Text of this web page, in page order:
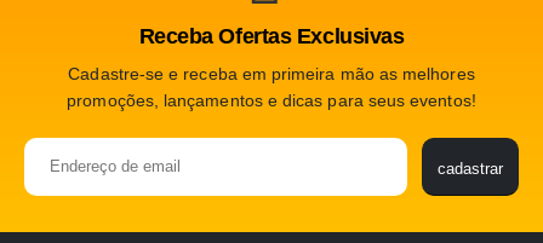
Receba Ofertas Exclusivas
Cadastre-se e receba em primeira mão as melhores
promoções, lançamentos e dicas para seus eventos!
Please leave this
cadastrar